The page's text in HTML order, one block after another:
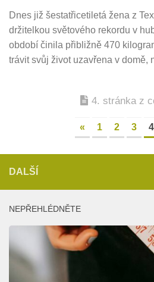
Dnes již šestatřicetiletá žena z
držitelkou světového rekordu v
období činila přibližně 470
trávit svůj život uzavřena v domě,
4. stránka z
« 1 2 3 4
DALŠÍ
NEPŘEHLÉDNĚTE